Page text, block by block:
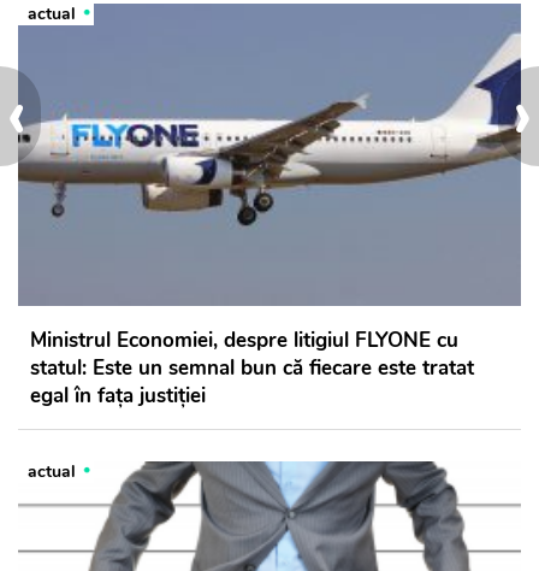
›
‹
actual
Ministrul Economiei, despre litigiul FLYONE cu
statul: Este un semnal bun că fiecare este tratat
egal în fața justiției
actual